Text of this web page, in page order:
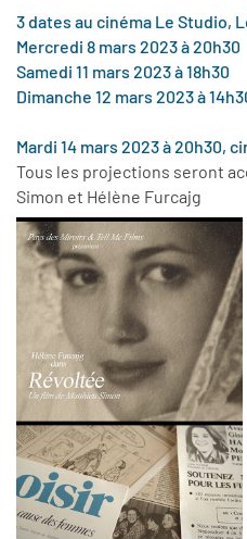
3 dates au cinéma Le Studio,
Mercredi 8 mars 2023 à 20h30
Samedi 11 mars 2023 à 18h30
Dimanche 12 mars 2023 à
Mardi 14 mars 2023 à 20h30,
Tous les projections seront
Simon et Hélène Furcajg